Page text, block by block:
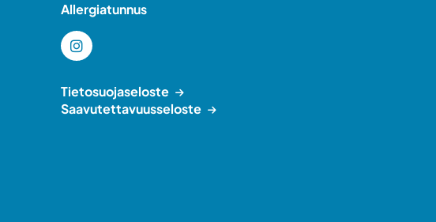
Allergiatunnus
Tietosuojaseloste
Saavutettavuusseloste